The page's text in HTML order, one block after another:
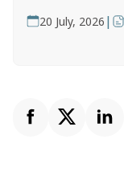
20 July, 2026 |